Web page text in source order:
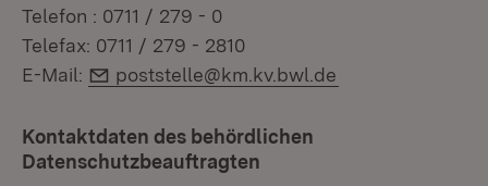
Telefon : 0711 / 279 - 0
Telefax: 0711 / 279 - 2810
E-Mail:
E-Mail:
poststelle@km.kv.bwl.de
Kontaktdaten des behördlichen
Datenschutzbeauftragten